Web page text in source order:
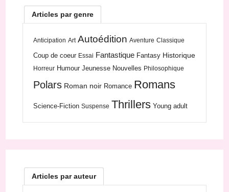
Articles par genre
Anticipation Art Autoédition Aventure Classique
Coup de coeur Essai Fantastique Fantasy Historique
Horreur Humour Jeunesse Nouvelles Philosophique
Polars Roman noir Romance Romans
Science-Fiction Suspense Thrillers Young adult
Articles par auteur